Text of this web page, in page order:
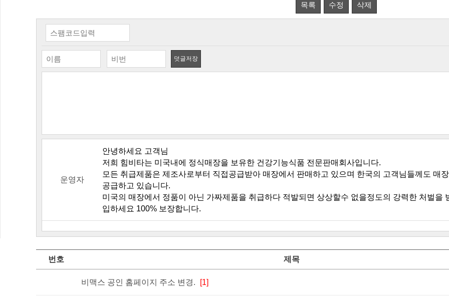
목록 수정 삭제
덧글저장
운영자
안녕하세요 고객님
저희 힘비타는 미국내에 정식매장을 보유한 건강기능식품 전문판매회사입니다.
공급하고 있습니다.
입하세요 100% 보장합니다.
번호 제목
비맥스 공인 홈페이지 주소 변경. [1]